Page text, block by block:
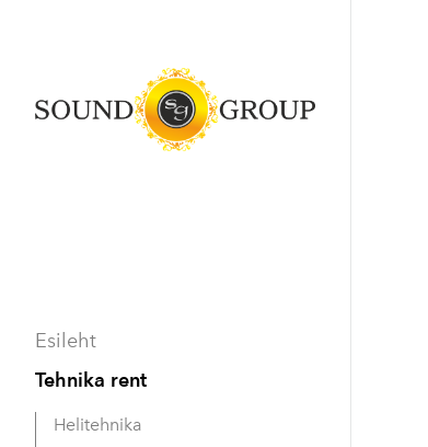
Esileht
Tehnika rent
Helitehnika